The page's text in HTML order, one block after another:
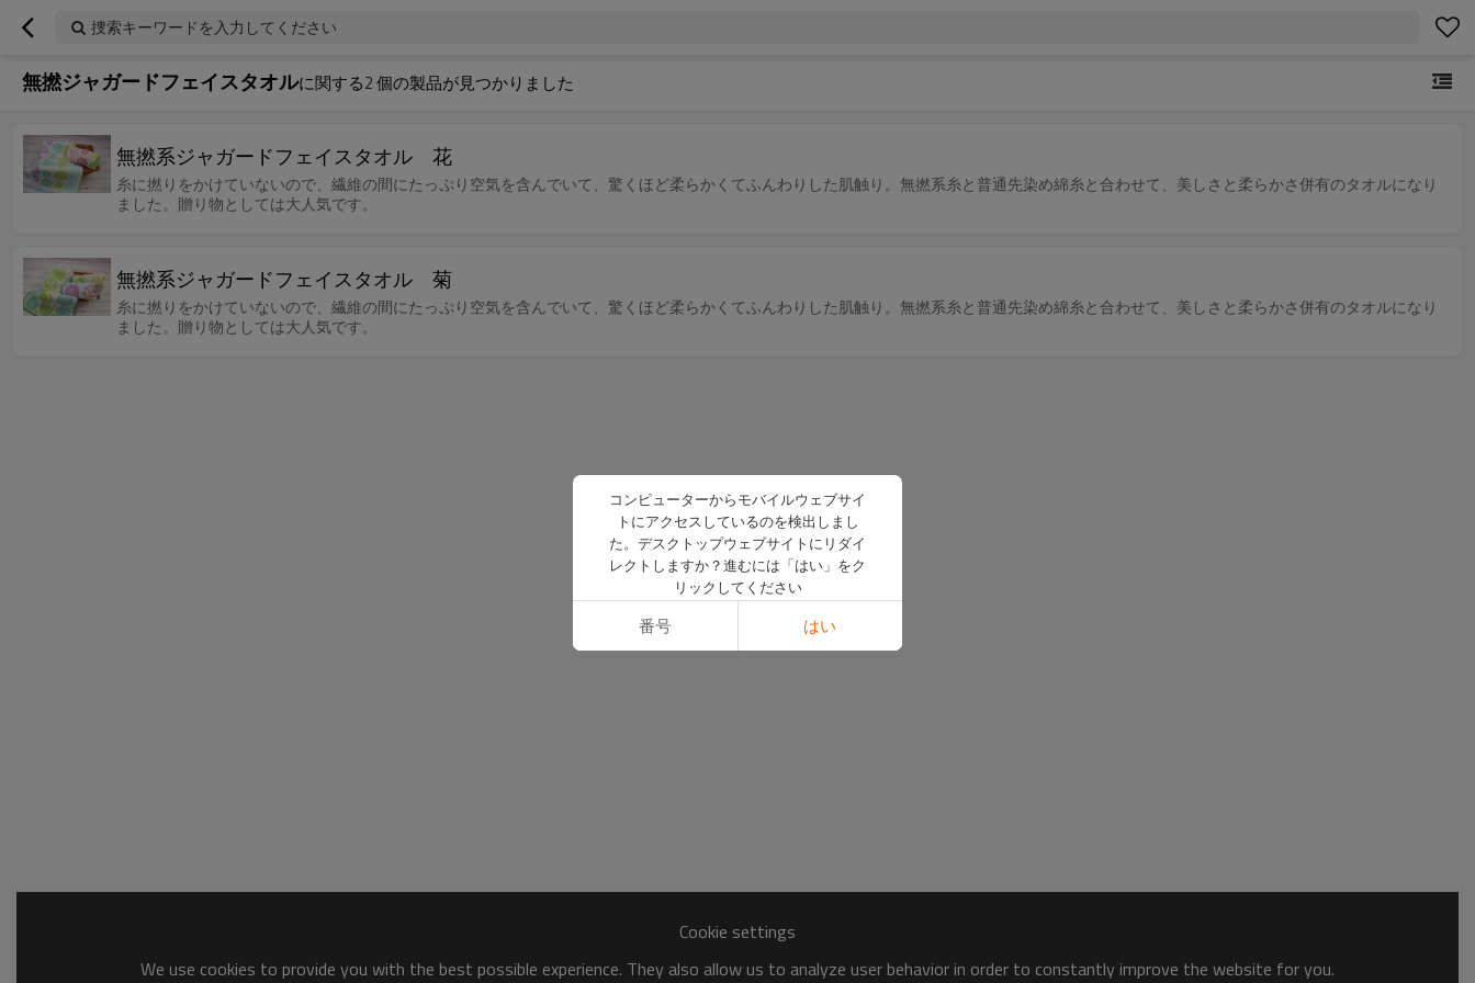
捜索キーワードを入力してください
無撚ジャガードフェイスタオルに関する2個の製品が見つかりました
無撚系ジャガードフェイスタオル 花
糸に撚りをかけていないので、繊維の間にたっぷり空気を含んでいて、驚くほど柔らかくてふんわりした肌触り。無撚系糸と普通先染め綿糸と合わせて、美しさと柔らかさ併有のタオルになり
ました。贈り物としては大人気です。
無撚系ジャガードフェイスタオル 菊
糸に撚りをかけていないので、繊維の間にたっぷり空気を含んでいて、驚くほど柔らかくてふんわりした肌触り。無撚系糸と普通先染め綿糸と合わせて、美しさと柔らかさ併有のタオルになり
ました。贈り物としては大人気です。
Cookie settings
We use cookies to provide you with the best possible experience. They also allow us to analyze user behavior in order to constantly improve the website for you.
コンピューターからモバイルウェブサイ
トにアクセスしているのを検出しまし
た。デスクトップウェブサイトにリダイ
レクトしますか？進むには「はい」をク
リックしてください
番号 はい